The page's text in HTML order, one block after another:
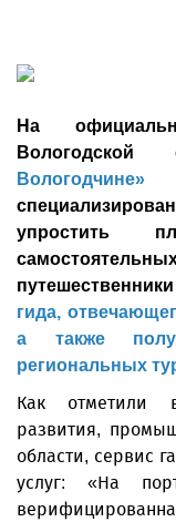
На
Вологодчине»
упростить
гида,
а также
региональных
Как отметили в
развития,
области, сервис
услуг: «На